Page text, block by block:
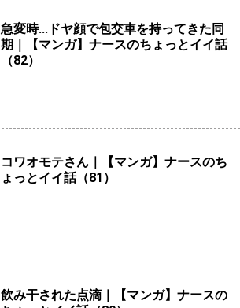
急変時...ドヤ顔で包交車を持ってきた同
期｜【マンガ】ナースのちょっとイイ話
（82）
コワオモテさん｜【マンガ】ナースのち
ょっとイイ話（81）
飲み干された点滴｜【マンガ】ナースの